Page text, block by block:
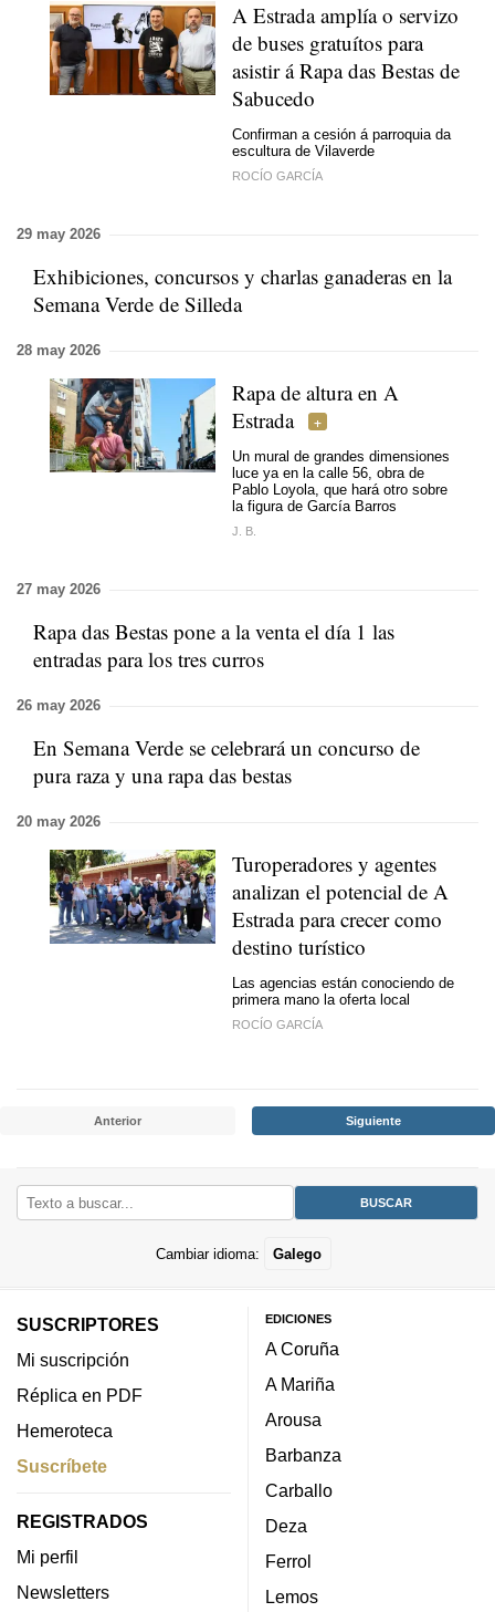
A Estrada amplía o servizo
de buses gratuítos para
asistir á Rapa das Bestas de
Sabucedo
Confirman a cesión á parroquia da
escultura de Vilaverde
ROCÍO GARCÍA
29 may 2026
Exhibiciones, concursos y charlas ganaderas en la
Semana Verde de Silleda
28 may 2026
Rapa de altura en A
Estrada
Un mural de grandes dimensiones
luce ya en la calle 56, obra de
Pablo Loyola, que hará otro sobre
la figura de García Barros
J. B.
27 may 2026
Rapa das Bestas pone a la venta el día 1 las
entradas para los tres curros
26 may 2026
En Semana Verde se celebrará un concurso de
pura raza y una rapa das bestas
20 may 2026
Turoperadores y agentes
analizan el potencial de A
Estrada para crecer como
destino turístico
Las agencias están conociendo de
primera mano la oferta local
ROCÍO GARCÍA
Anterior Siguiente
Cambiar idioma: Galego
SUSCRIPTORES
Mi suscripción
Réplica en PDF
Hemeroteca
Suscríbete
REGISTRADOS
Mi perfil
Newsletters
EDICIONES
A Coruña
A Mariña
Arousa
Barbanza
Carballo
Deza
Ferrol
Lemos